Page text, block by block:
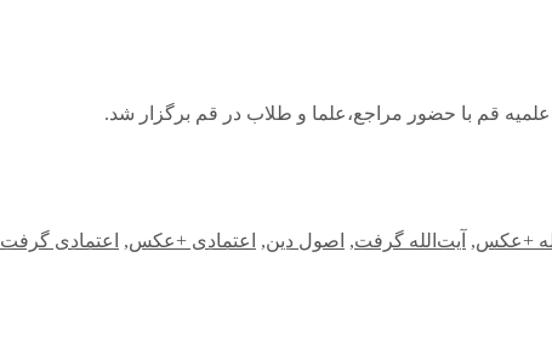
قم با حضور مراجع،علما و طلاب در قم برگزار شد.
+عکس, آیت‌الله گرفت, اصول دین, اعتمادی +عکس, اعتمادی گرفت